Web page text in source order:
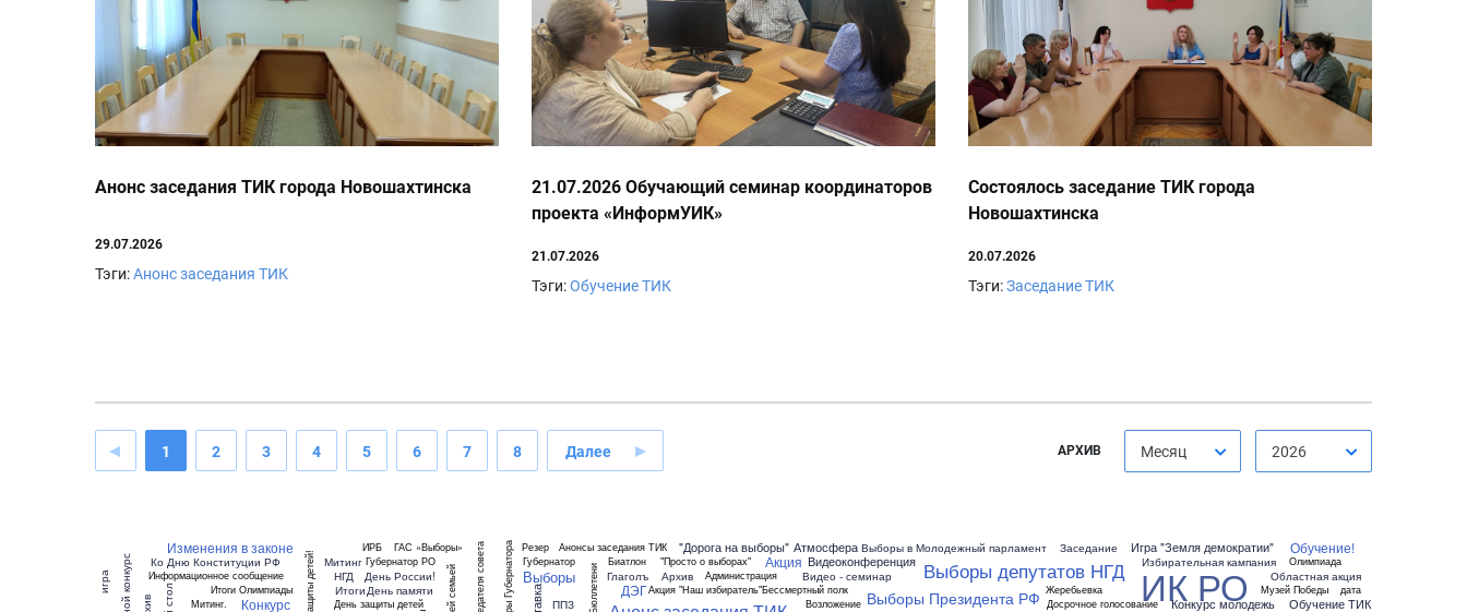
Анонс заседания ТИК города Новошахтинска
29.07.2026
Тэги:Анонс заседания ТИК
21.07.2026 Обучающий семинар координаторов
проекта «ИнформУИК»
21.07.2026
Тэги:Обучение ТИК
Состоялось заседание ТИК города
Новошахтинска
20.07.2026
Тэги:Заседание ТИК
1 2 3 4 5 6 7 8 Далее АРХИВ Месяц 2026
"Дорога на выборы"
"Просто о выборах"
Администрация
Акция
Акция "Наш избиратель"
Анонсы заседания ТИК
Архив
Атмосфера
Бессмертный полк
Биатлон
Бюллетени Видео - семинар
Видеоконференция
Возложение
Выборы
Выборы Губернатора Выборы Президента РФ
Выборы в Молодежный парламент
Выборы депутатов НГД
ГАС «Выборы»
Глаголъ
Губернатор
Губернатор РО
ДЭГ
День России!
День защиты детей
День памяти
Досрочное голосование
Жеребьевка
Заседание
ИК РО
ИРБ Игра "Земля демократии"
Избирательная кампания
Изменения в законе
Информационное сообщение
Итоги
Итоги Олимпиады
Ко Дню Конституции РФ
Конкурс Конкурс молодежь
Митинг
Митинг.
Музей Победы
НГД Областная акция
Обучение ТИК
Обучение!
Олимпиада
ППЗ
Резер
дата
игра